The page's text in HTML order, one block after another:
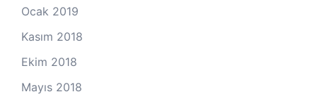
Ocak 2019
Kasım 2018
Ekim 2018
Mayıs 2018